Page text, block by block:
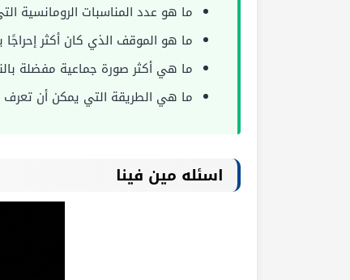
ما هو عدد المناسبات الرومانسية
ما هو الموقف الذي كان أكثر إحراجًا
ما هي أكثر صورة جماعية مفضلة
ما هي الطريقة التي يمكن أن
اسئله مين فينا